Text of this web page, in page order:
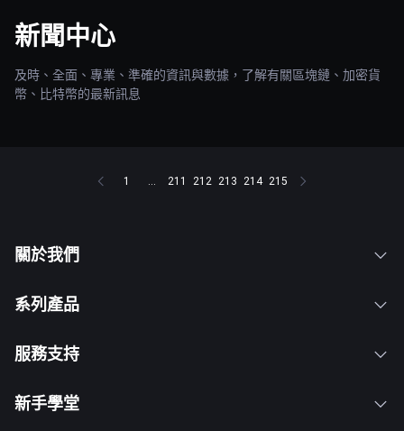
新聞中心
及時、全面、專業、準確的資訊與數據，了解有關區塊鏈、加密貨
幣、比特幣的最新訊息
1 ... 211 212 213 214 215
關於我們
系列產品
服務支持
新手學堂